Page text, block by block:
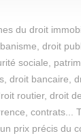
du droit
droit
sociale,
droit bancaire,
routier, droit
contrats...
prix précis du